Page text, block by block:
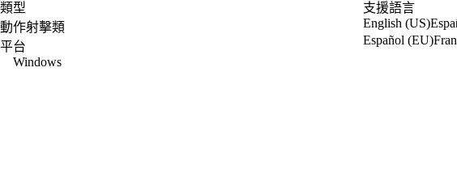
類型
動作射擊類
平台
Windows
支援語言
English (US)
Español (EU)